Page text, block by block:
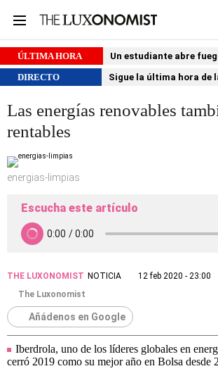
ÚLTIMA HORA
Un estudiante abre
DIRECTO
Sigue la última hora de
Las energías renovables
rentables
energias-limpias
Escucha este artículo
THE LUXONOMIST NOTICIA
12 feb 2020 - 23:00
The Luxonomist
Añádenos en Google
Iberdrola, uno de los líderes globales en
cerró 2019 como su mejor año en Bolsa desde